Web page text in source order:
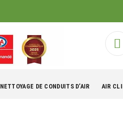
NETTOYAGE DE CONDUITS D’AIR AIR